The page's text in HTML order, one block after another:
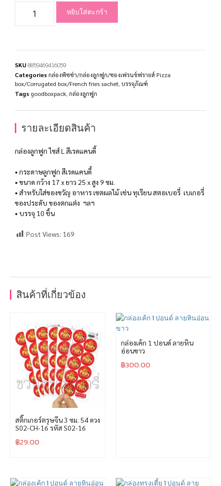
หยิบใส่ตะกร้า
SKU8859469416059
Categoriesกล่องพิซซ่า/กล่องลูกฟูก/ซองเฟรนช์ฟรายส์ Pizza
box/Corrugated box/French fries sachet บรรจุภัณฑ์
Tags goodboxpack กล่องลูกฟูก
รายละเอียดสินค้า
กล่องลูกฟูก ไซส์ L สีเรดแคนดี้
• กระดาษลูกฟูก สีเรดแคนดี้
• ขนาด กว้าง 17 x ยาว 25 x สูง 9 ซม.
• สำหรับใส่ของขวัญ อาหาร เซตผลไม้ เช่น ทุเรียน สตอเบอรี่ เบเกอรี่
ของประดับ ของตกแต่ง ฯลฯ
• บรรจุ 10 ชิ้น
Post Views: 169
สินค้าที่เกี่ยวข้อง
สติ๊กเกอร์ตรุษจีน 3 ซม. 54 ดวง
S02-CH-16 รหัส S02-16
฿29.00
กล่องเค้ก 1 ปอนด์ ลายหิน
อ่อนขาว
฿300.00